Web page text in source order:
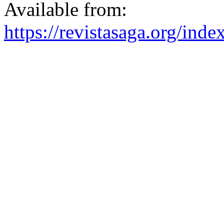
Available from:
https://revistasaga.org/